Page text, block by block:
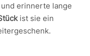
erinnerte lange
ist sie ein